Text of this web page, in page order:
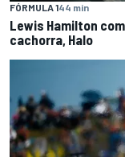
FÓRMULA 144 min
Lewis Hamilton
cachorra, Halo